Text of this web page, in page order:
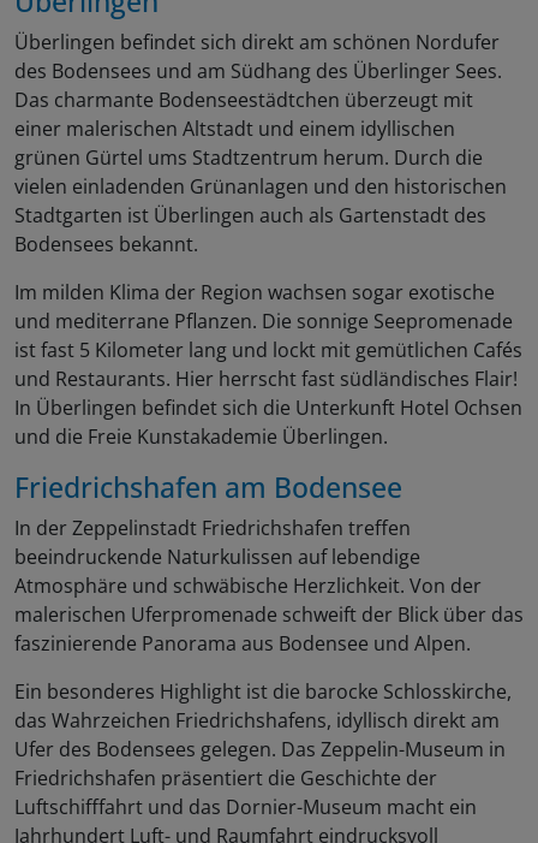
Überlingen befindet sich direkt am schönen Nordufer
des Bodensees und am Südhang des Überlinger Sees.
Das charmante Bodenseestädtchen überzeugt mit
einer malerischen Altstadt und einem idyllischen
grünen Gürtel ums Stadtzentrum herum. Durch die
vielen einladenden Grünanlagen und den historischen
Stadtgarten ist Überlingen auch als Gartenstadt des
Bodensees bekannt.
Im milden Klima der Region wachsen sogar exotische
und mediterrane Pflanzen. Die sonnige Seepromenade
ist fast 5 Kilometer lang und lockt mit gemütlichen Cafés
und Restaurants. Hier herrscht fast südländisches Flair!
In Überlingen befindet sich die Unterkunft Hotel Ochsen
und die Freie Kunstakademie Überlingen.
Friedrichshafen am Bodensee
In der Zeppelinstadt Friedrichshafen treffen
beeindruckende Naturkulissen auf lebendige
Atmosphäre und schwäbische Herzlichkeit. Von der
malerischen Uferpromenade schweift der Blick über das
faszinierende Panorama aus Bodensee und Alpen.
Ein besonderes Highlight ist die barocke Schlosskirche,
das Wahrzeichen Friedrichshafens, idyllisch direkt am
Ufer des Bodensees gelegen. Das Zeppelin-Museum in
Friedrichshafen präsentiert die Geschichte der
Luftschifffahrt und das Dornier-Museum macht ein
Jahrhundert Luft- und Raumfahrt eindrucksvoll